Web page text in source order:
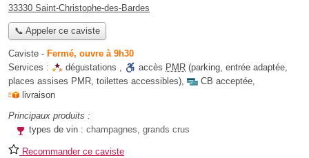
33330 Saint-Christophe-des-Bardes
📞 Appeler ce caviste
Caviste - Fermé, ouvre à 9h30
Services :
dégustations , accès PMR (parking, entrée adaptée,
places assises PMR, toilettes accessibles), CB acceptée,
livraison
Principaux produits :
types de vin : champagnes, grands crus
Recommander ce caviste